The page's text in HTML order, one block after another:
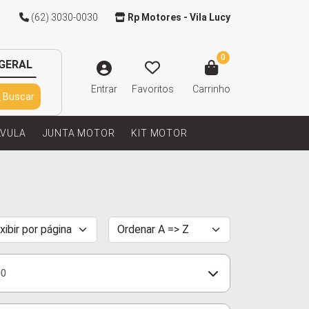
(62) 3030-0030 Rp Motores - Vila Lucy
Buscar
Entrar Favoritos
0
Carrinho
JUNTA MOTOR KIT MOTOR